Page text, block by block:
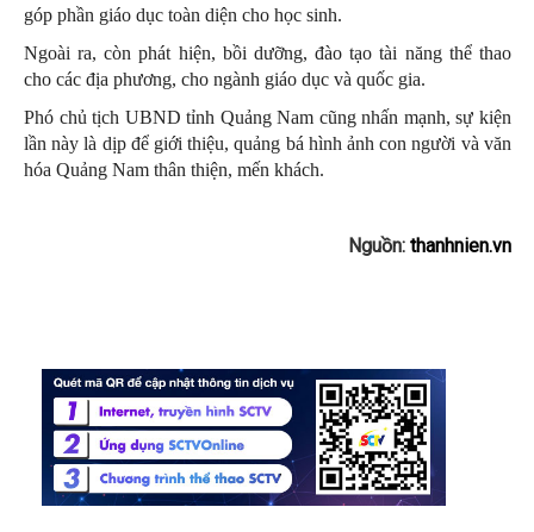
góp phần giáo dục toàn diện cho học sinh.
Ngoài ra, còn phát hiện, bồi dưỡng, đào tạo tài năng thể thao
cho các địa phương, cho ngành giáo dục và quốc gia.
Phó chủ tịch UBND tỉnh Quảng Nam cũng nhấn mạnh, sự kiện
lần này là dịp để giới thiệu, quảng bá hình ảnh con người và văn
hóa Quảng Nam thân thiện, mến khách.
Nguồn: thanhnien.vn